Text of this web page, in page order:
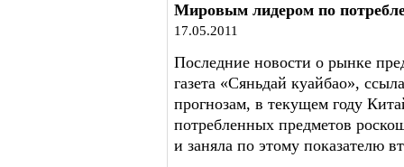
Мировым лидером по
17.05.2011
Последние новости о рынке
газета «Сяньдай куайбао»,
прогнозам, в текущем году
потребленных предметов
и заняла по этому показателю